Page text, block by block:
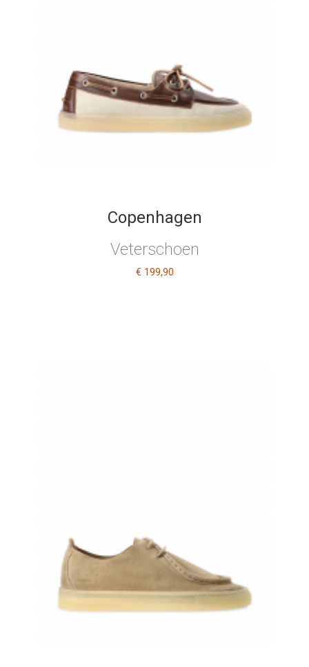
Copenhagen
Veterschoen
€ 199,90